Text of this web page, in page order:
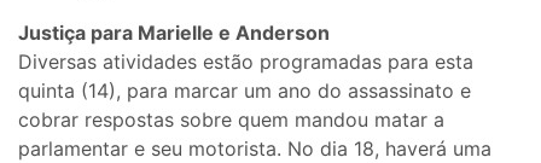
Justiça para Marielle e Anderson
Diversas atividades estão programadas para esta
quinta (14), para marcar um ano do assassinato e
cobrar respostas sobre quem mandou matar a
parlamentar e seu motorista. No dia 18, haverá uma